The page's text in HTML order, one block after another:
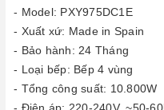
- Model: PXY975DC1E
- Xuất xứ: Made in Spain
- Bảo hành: 24 Tháng
- Loại bếp: Bếp 4 vùng
- Tổng công suất: 10.800W
- Điện áp: 220-240V, ~50-